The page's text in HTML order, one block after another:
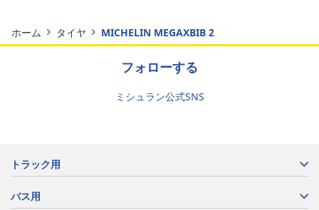
ホーム タイヤ MICHELIN MEGAXBIB 2​
フォローする
ミシュラン公式SNS
トラック用
バス用